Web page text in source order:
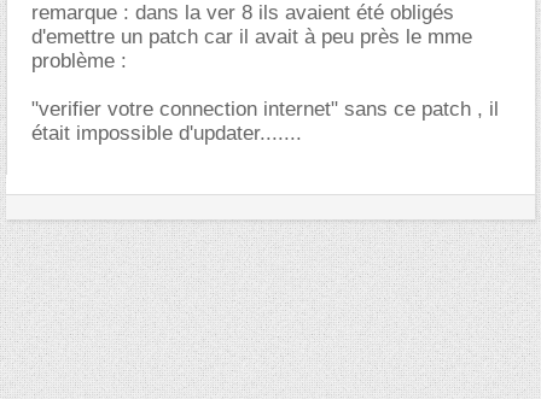
remarque : dans la ver 8 ils avaient été obligés
d'emettre un patch car il avait à peu près le mme
problème :
"verifier votre connection internet" sans ce patch , il
était impossible d'updater.......